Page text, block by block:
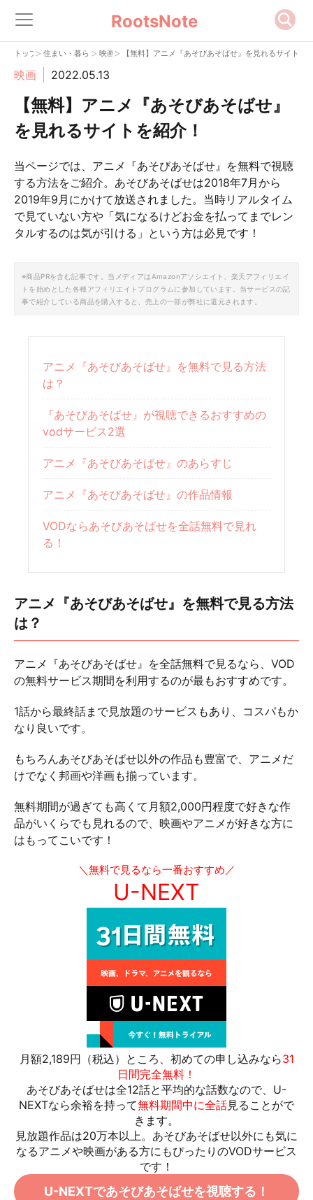
RootsNote
トップ> 住まい・暮らし
> 映画 > 【無料】アニメ『あそびあそばせ』を見れるサイトを
映画 2022.05.13
【無料】アニメ『あそびあそばせ』
を見れるサイトを紹介！
当ページでは、アニメ『あそびあそばせ』を無料で視聴
する方法をご紹介。あそびあそばせは2018年7月から
2019年9月にかけて放送されました。当時リアルタイム
で見ていない方や「気になるけどお金を払ってまでレン
タルするのは気が引ける」という方は必見です！
※商品PRを含む記事です。当メディアはAmazonアソシエイト、楽天アフィリエイ
トを始めとした各種アフィリエイトプログラムに参加しています。当サービスの記
事で紹介している商品を購入すると、売上の一部が弊社に還元されます。
アニメ『あそびあそばせ』を無料で見る方法
は？
『あそびあそばせ』が視聴できるおすすめの
vodサービス2選
アニメ『あそびあそばせ』のあらすじ
アニメ『あそびあそばせ』の作品情報
VODならあそびあそばせを全話無料で見れ
る！
アニメ『あそびあそばせ』を無料で見る方法
は？
アニメ『あそびあそばせ』を全話無料で見るなら、VOD
の無料サービス期間を利用するのが最もおすすめです。
1話から最終話まで見放題のサービスもあり、コスパもか
なり良いです。
もちろんあそびあそばせ以外の作品も豊富で、アニメだ
けでなく邦画や洋画も揃っています。
無料期間が過ぎても高くて月額2,000円程度で好きな作
品がいくらでも見れるので、映画やアニメが好きな方に
はもってこいです！
＼無料で見るなら一番おすすめ／
U-NEXT
月額2,189円（税込）ところ、初めての申し込みなら31
日間完全無料！
あそびあそばせは全12話と平均的な話数なので、U-
NEXTなら余裕を持って無料期間中に全話見ることがで
きます。
見放題作品は20万本以上。 あそびあそばせ以外にも気に
なるアニメや映画がある方にもぴったりのVODサービス
です！
U-NEXTであそびあそばせを視聴する！